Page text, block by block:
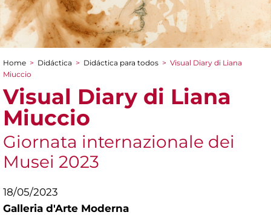
You are here
Home > Didáctica > Didáctica para todos > Visual Diary di Liana
Miuccio
Visual Diary di Liana
Miuccio
Giornata internazionale dei
Musei 2023
18/05/2023
Galleria d'Arte Moderna